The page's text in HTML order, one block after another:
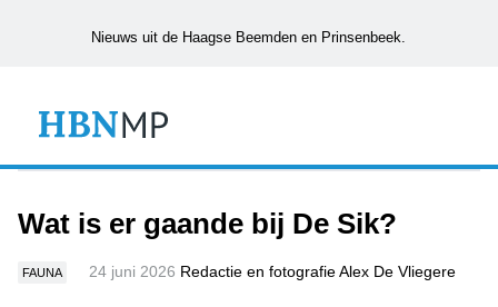
Nieuws uit de Haagse Beemden en Prinsenbeek.
Wat is er gaande bij De Sik?
FAUNA 24 juni 2026 Redactie en fotografie Alex De Vliegere